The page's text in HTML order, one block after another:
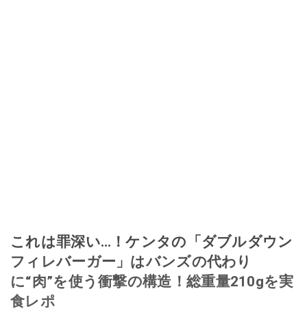
これは罪深い…！ケンタの「ダブルダウン
フィレバーガー」はバンズの代わり
に“肉”を使う衝撃の構造！総重量210gを実
食レポ